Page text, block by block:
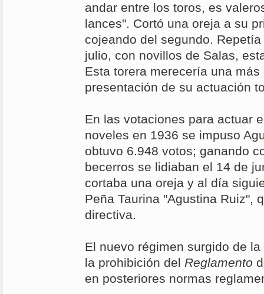
andar entre los toros, es
lances". Cortó una oreja a su
cojeando del segundo.
julio, con novillos de Salas,
Esta torera merecería una más
presentación de su actuación
En las votaciones para actuar
noveles en 1936 se impuso
obtuvo 6.948 votos; ganando
becerros se lidiaban el 14 de
cortaba una oreja y al día
Peña Taurina "Agustina Ruiz",
directiva.
El nuevo régimen surgido de
la prohibición del Reglamento
en posteriores normas